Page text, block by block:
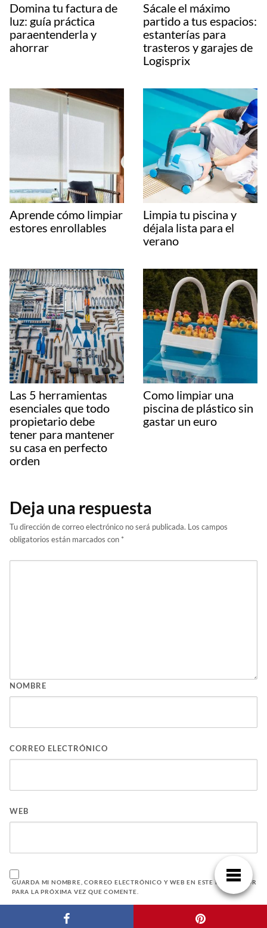
Domina tu factura de
luz: guía práctica
paraentenderla y
ahorrar
Sácale el máximo
partido a tus espacios:
estanterías para
trasteros y garajes de
Logisprix
Aprende cómo limpiar
estores enrollables
Limpia tu piscina y
déjala lista para el
verano
Las 5 herramientas
esenciales que todo
propietario debe
tener para mantener
su casa en perfecto
orden
Como limpiar una
piscina de plástico sin
gastar un euro
Deja una respuesta
Tu dirección de correo electrónico no será publicada. Los campos
obligatorios están marcados con *
NOMBRE
CORREO ELECTRÓNICO
WEB
GUARDA MI NOMBRE, CORREO ELECTRÓNICO Y WEB EN ESTE NAVEGADOR
PARA LA PRÓXIMA VEZ QUE COMENTE.